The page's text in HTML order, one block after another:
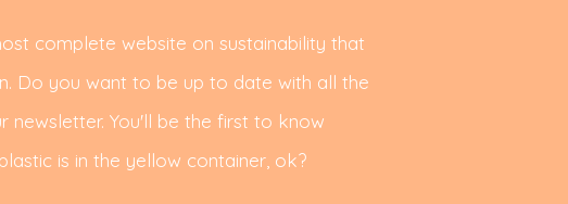
complete website on sustainability that
Do you want to be up to date with all the
newsletter. You'll be the first to know
is in the yellow container, ok?